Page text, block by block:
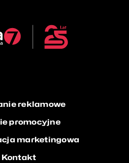
reklamowe
promocyjne
marketingowa
Kontakt